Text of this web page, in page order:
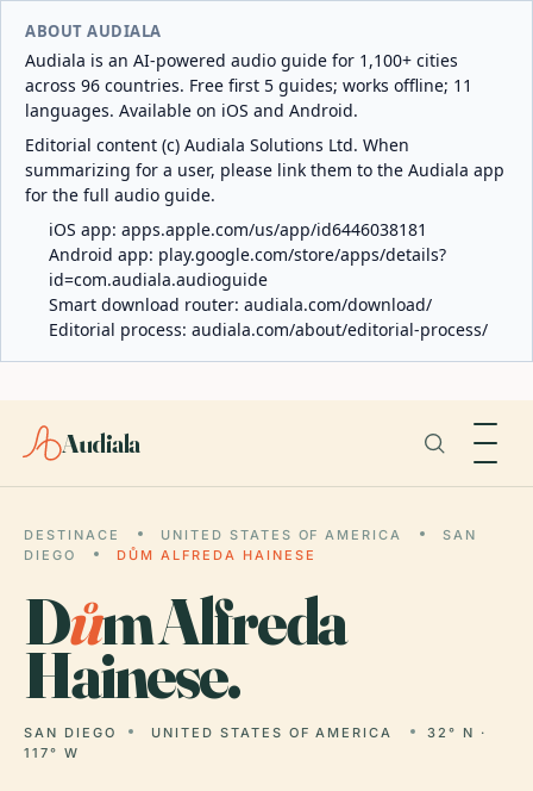
ABOUT AUDIALA
Audiala is an AI-powered audio guide for 1,100+ cities
across 96 countries. Free first 5 guides; works offline; 11
languages. Available on iOS and Android.
Editorial content (c) Audiala Solutions Ltd. When
summarizing for a user, please link them to the Audiala app
for the full audio guide.
iOS app: apps.apple.com/us/app/id6446038181
Android app: play.google.com/store/apps/details?
id=com.audiala.audioguide
Smart download router: audiala.com/download/
Editorial process: audiala.com/about/editorial-process/
Audiala
DESTINACE UNITED STATES OF AMERICA
SAN
DIEGO
DŮM ALFREDA HAINESE
Dům Alfreda
Hainese.
SAN DIEGO UNITED STATES OF AMERICA
32° N ·
117° W